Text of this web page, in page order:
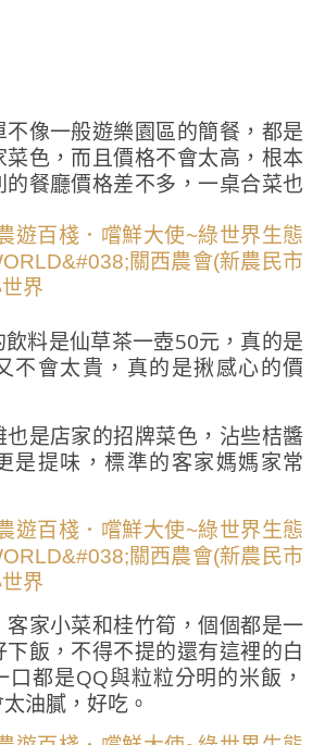
像一般遊樂園區的簡餐，都是
色，而且價格不會太高，根本
餐廳價格差不多，一桌合菜也
料是仙草茶一壺50元，真的是
不會太貴，真的是揪感心的價
也是店家的招牌菜色，沾些桔醬
是提味，標準的客家媽媽家常
家小菜和桂竹筍，個個都是一
飯，不得不提的還有這裡的白
口都是QQ與粒粒分明的米飯，
油膩，好吃。